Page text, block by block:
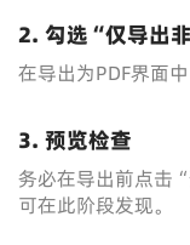
2. 勾选“仅导出
在导出为PDF界面
3. 预览检查
务必在导出前点击
可在此阶段发现。